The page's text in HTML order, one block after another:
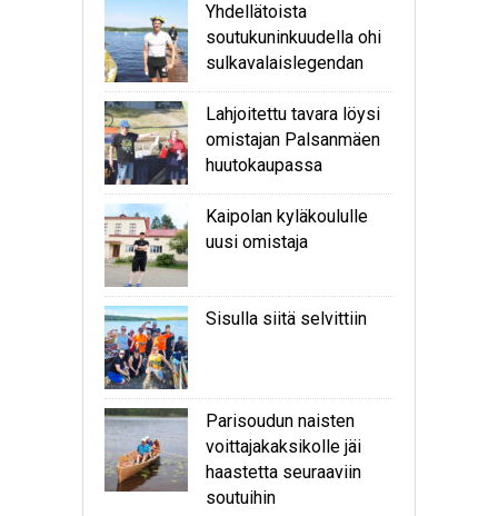
Yhdellätoista
soutukuninkuudella ohi
sulkavalaislegendan
Lahjoitettu tavara löysi
omistajan Palsanmäen
huutokaupassa
Kaipolan kyläkoululle
uusi omistaja
Sisulla siitä selvittiin
Parisoudun naisten
voittajakaksikolle jäi
haastetta seuraaviin
soutuihin